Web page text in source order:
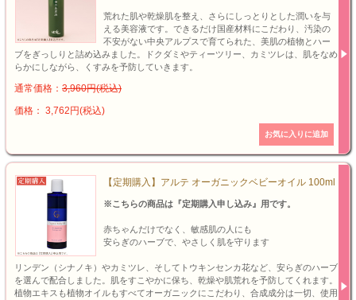
荒れた肌や乾燥肌を整え、さらにしっとりとした潤いを与
える美容液です。できるだけ国産材料にこだわり、汚染の
不安がない中央アルプスで育てられた、美肌の植物とハー
ブをぎっしりと詰め込みました。ドクダミやティーツリー、カミツレは、肌をなめ
らかにしながら、くすみを予防していきます。
通常価格： 3,960円(税込)
価格： 3,762円(税込)
【定期購入】アルテ オーガニックベビーオイル 100ml
※こちらの商品は『定期購入申し込み』用です。
赤ちゃんだけでなく、敏感肌の人にも
安らぎのハーブで、やさしく肌を守ります
リンデン（シナノキ）やカミツレ、そしてトウキンセンカ花など、安らぎのハーブ
を選んで配合しました。肌をすこやかに保ち、乾燥や肌荒れを予防してくれます。
植物エキスも植物オイルもすべてオーガニックにこだわり、合成成分は一切、使用